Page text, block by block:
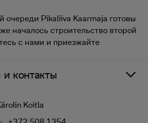
очереди Pikaliiva Kaarmaja готовы
началось строительство второй
с нами и приезжайте
контакты
Koitla